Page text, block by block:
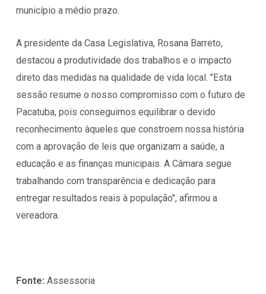
município a médio prazo.
A presidente da Casa Legislativa, Rosana Barreto,
destacou a produtividade dos trabalhos e o impacto
direto das medidas na qualidade de vida local. "Esta
sessão resume o nosso compromisso com o futuro de
Pacatuba, pois conseguimos equilibrar o devido
reconhecimento àqueles que constroem nossa história
com a aprovação de leis que organizam a saúde, a
educação e as finanças municipais. A Câmara segue
trabalhando com transparência e dedicação para
entregar resultados reais à população", afirmou a
vereadora.
Fonte: Assessoria